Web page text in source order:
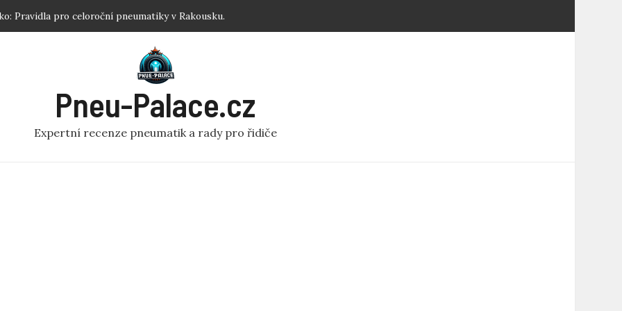
návod pro každého!
koloběžka: Efektivní Dofouknutí Pneumatiky na
Optimalizujte Výkon!
Pravidla pro celoroční pneumatiky v Rakousku.
Pneu-Palace.cz
Expertní recenze pneumatik a rady pro řidiče